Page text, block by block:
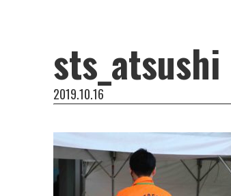
sts_atsushi
2019.10.16